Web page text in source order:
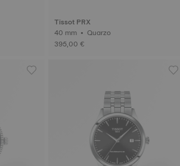
Tissot PRX
40 mm • Quarzo
395,00 €